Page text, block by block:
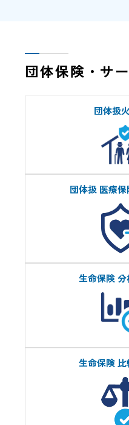
団体保険・サ
団体扱
団体扱 医療
生命保険
生命保険